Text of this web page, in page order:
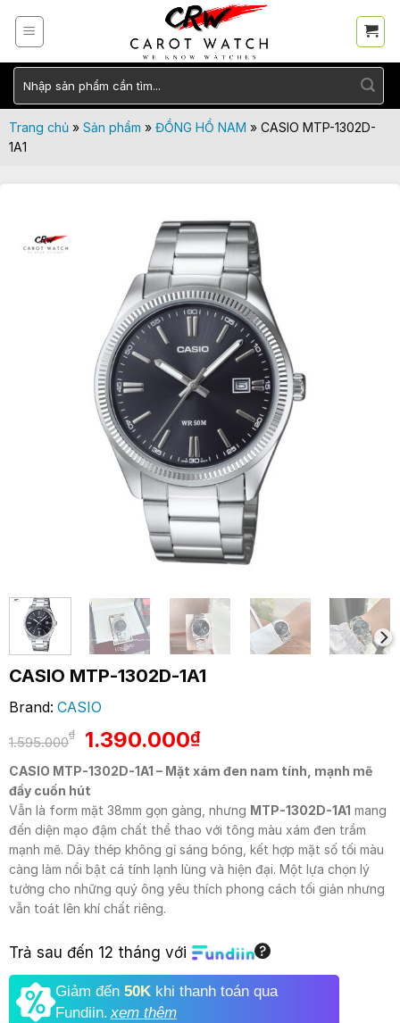
Tìm
kiếm:
Trang chủ» Sản phẩm » ĐỒNG HỒ NAM » CASIO MTP-1302D-
1A1
CASIO MTP-1302D-1A1
Brand: CASIO
1.595.000₫
Giá
gốc
là:
1.595.000₫.
1.390.000₫Giá
hiện
tại
là:
1.390.000₫.
CASIO MTP-1302D-1A1 – Mặt xám đen nam tính, mạnh mẽ
đầy cuốn hút
Vẫn là form mặt 38mm gọn gàng, nhưng MTP-1302D-1A1 mang
đến diện mạo đậm chất thể thao với tông màu xám đen trầm
mạnh mẽ. Dây thép không gỉ sáng bóng, kết hợp mặt số tối màu
càng làm nổi bật cá tính lạnh lùng và hiện đại. Một lựa chọn lý
tưởng cho những quý ông yêu thích phong cách tối giản nhưng
vẫn toát lên khí chất riêng.
Trả sau đến 12 tháng với
Giảm đến 50K khi thanh toán qua
Fundiin. xem thêm